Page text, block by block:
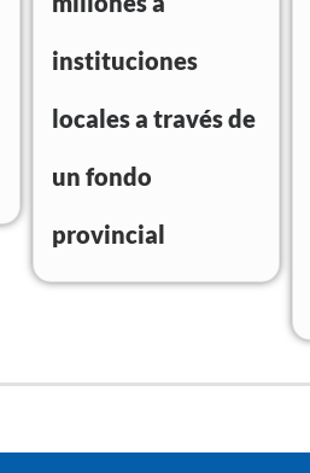
instituciones
locales a través de
un fondo
provincial